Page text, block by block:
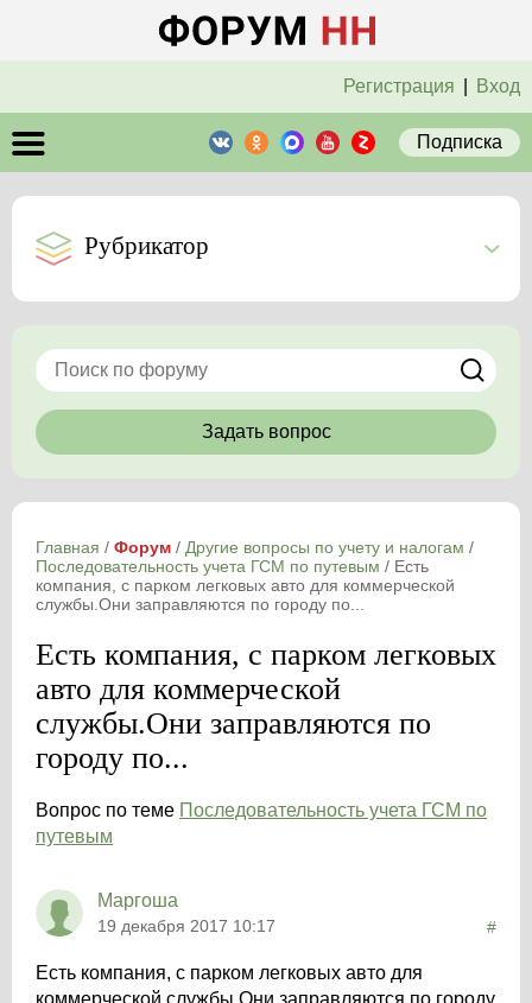
Регистрация Вход
Подписка
Рубрикатор
Задать вопрос
Главная / Форум / Другие вопросы по учету и налогам /
Последовательность учета ГСМ по путевым / Есть
компания, с парком легковых авто для коммерческой
службы.Они заправляются по городу по...
Есть компания, с парком легковых
авто для коммерческой
службы.Они заправляются по
городу по...
Вопрос по теме Последовательность учета ГСМ по
путевым
Маргоша
19 декабря 2017 10:17 #
Есть компания, с парком легковых авто для
коммерческой службы.Они заправляются по городу